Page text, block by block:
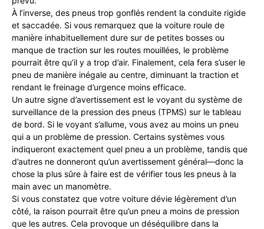
À l’inverse, des pneus trop gonflés rendent la conduite rigide
et saccadée. Si vous remarquez que la voiture roule de
manière inhabituellement dure sur de petites bosses ou
manque de traction sur les routes mouillées, le problème
pourrait être qu’il y a trop d’air. Finalement, cela fera s’user le
pneu de manière inégale au centre, diminuant la traction et
rendant le freinage d’urgence moins efficace.
Un autre signe d’avertissement est le voyant du système de
surveillance de la pression des pneus (TPMS) sur le tableau
de bord. Si le voyant s’allume, vous avez au moins un pneu
qui a un problème de pression. Certains systèmes vous
indiqueront exactement quel pneu a un problème, tandis que
d’autres ne donneront qu’un avertissement général—donc la
chose la plus sûre à faire est de vérifier tous les pneus à la
main avec un manomètre.
Si vous constatez que votre voiture dévie légèrement d’un
côté, la raison pourrait être qu’un pneu a moins de pression
que les autres. Cela provoque un déséquilibre dans la